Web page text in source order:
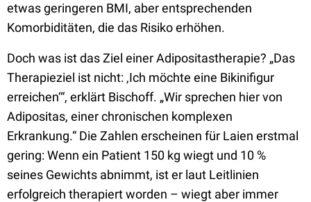
etwas geringeren BMI, aber entsprechenden
Komorbiditäten, die das Risiko erhöhen.
Doch was ist das Ziel einer Adipositastherapie? „Das
Therapieziel ist nicht: ‚Ich möchte eine Bikinifigur
erreichen‘“, erklärt Bischoff. „Wir sprechen hier von
Adipositas, einer chronischen komplexen
Erkrankung.“ Die Zahlen erscheinen für Laien erstmal
gering: Wenn ein Patient 150 kg wiegt und 10 %
seines Gewichts abnimmt, ist er laut Leitlinien
erfolgreich therapiert worden – wiegt aber immer